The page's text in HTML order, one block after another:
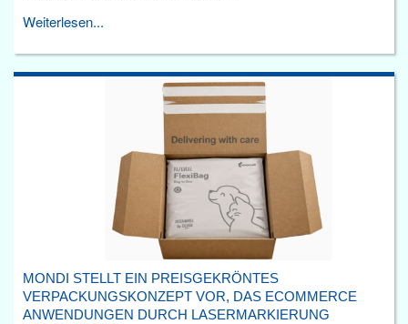
Weiterlesen...
MONDI STELLT EIN PREISGEKRÖNTES
VERPACKUNGSKONZEPT VOR, DAS ECOMMERCE
ANWENDUNGEN DURCH LASERMARKIERUNG